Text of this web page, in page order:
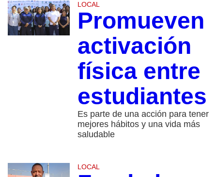
LOCAL
Promueven
activación
física entre
estudiantes
Es parte de una acción para tener
mejores hábitos y una vida más
saludable
LOCAL